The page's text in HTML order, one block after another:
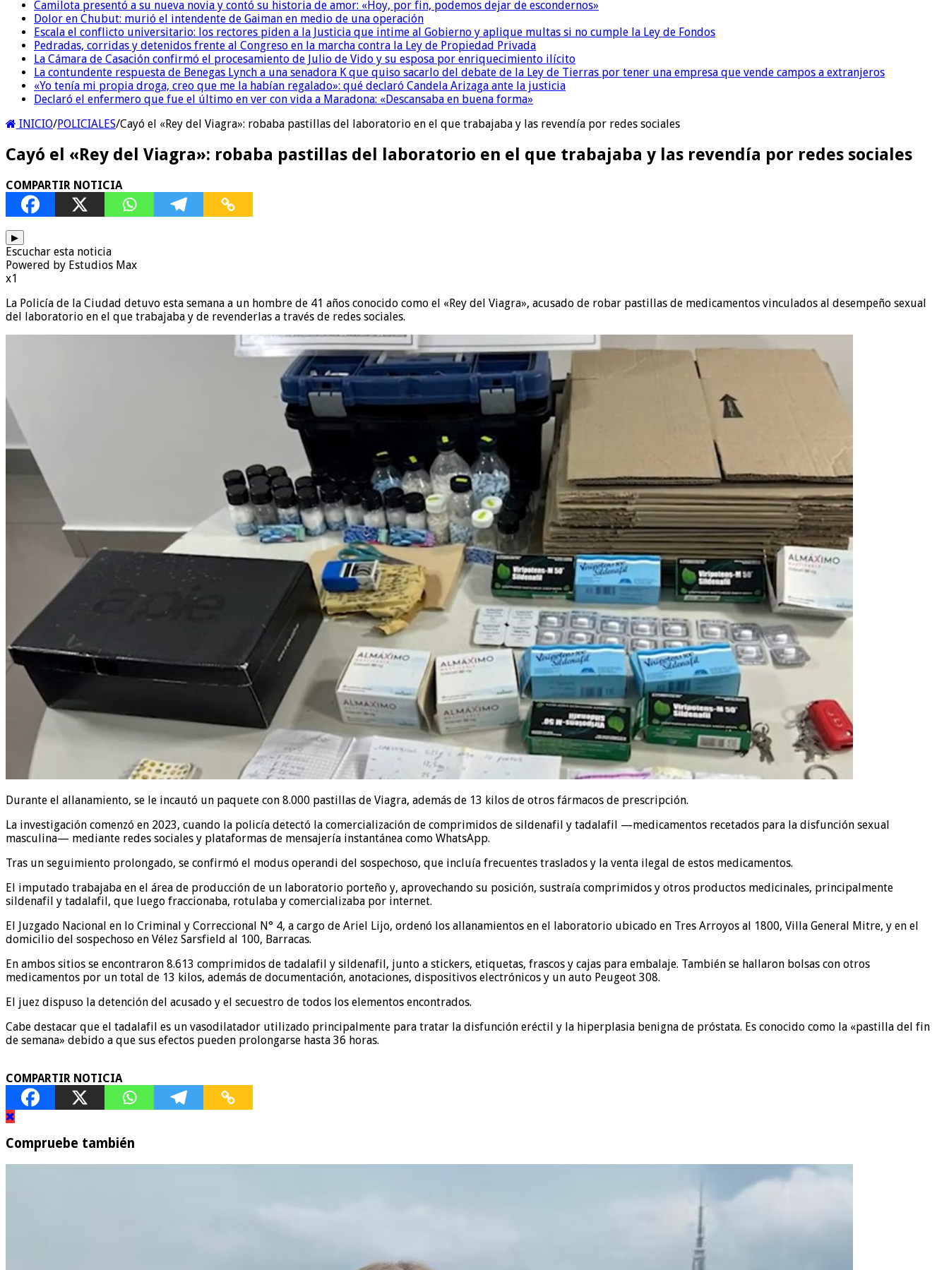
Camilota presentó a su nueva novia y contó su historia de amor: «Hoy, por fin, podemos dejar de escondernos»
Dolor en Chubut: murió el intendente de Gaiman en medio de una operación
Escala el conflicto universitario: los rectores piden a la Justicia que intime al Gobierno y aplique multas si no cumple la Ley de Fondos
Pedradas, corridas y detenidos frente al Congreso en la marcha contra la Ley de Propiedad Privada
La Cámara de Casación confirmó el procesamiento de Julio de Vido y su esposa por enriquecimiento ilícito
La contundente respuesta de Benegas Lynch a una senadora K que quiso sacarlo del debate de la Ley de Tierras por tener una empresa que vende campos a extranjeros
«Yo tenía mi propia droga, creo que me la habían regalado»: qué declaró Candela Arizaga ante la justicia
Declaró el enfermero que fue el último en ver con vida a Maradona: «Descansaba en buena forma»
INICIO/POLICIALES/Cayó el «Rey del Viagra»: robaba pastillas del laboratorio en el que trabajaba y las revendía por redes sociales
Cayó el «Rey del Viagra»: robaba pastillas del laboratorio en el que trabajaba y las revendía por redes sociales
COMPARTIR NOTICIA
▶
Escuchar esta noticia
Powered by Estudios Max
x1
La Policía de la Ciudad detuvo esta semana a un hombre de 41 años conocido como el «Rey del Viagra», acusado de robar pastillas de medicamentos vinculados al desempeño sexual
del laboratorio en el que trabajaba y de revenderlas a través de redes sociales.
Durante el allanamiento, se le incautó un paquete con 8.000 pastillas de Viagra, además de 13 kilos de otros fármacos de prescripción.
La investigación comenzó en 2023, cuando la policía detectó la comercialización de comprimidos de sildenafil y tadalafil —medicamentos recetados para la disfunción sexual
masculina— mediante redes sociales y plataformas de mensajería instantánea como WhatsApp.
Tras un seguimiento prolongado, se confirmó el modus operandi del sospechoso, que incluía frecuentes traslados y la venta ilegal de estos medicamentos.
El imputado trabajaba en el área de producción de un laboratorio porteño y, aprovechando su posición, sustraía comprimidos y otros productos medicinales, principalmente
sildenafil y tadalafil, que luego fraccionaba, rotulaba y comercializaba por internet.
El Juzgado Nacional en lo Criminal y Correccional N° 4, a cargo de Ariel Lijo, ordenó los allanamientos en el laboratorio ubicado en Tres Arroyos al 1800, Villa General Mitre, y en el
domicilio del sospechoso en Vélez Sarsfield al 100, Barracas.
En ambos sitios se encontraron 8.613 comprimidos de tadalafil y sildenafil, junto a stickers, etiquetas, frascos y cajas para embalaje. También se hallaron bolsas con otros
medicamentos por un total de 13 kilos, además de documentación, anotaciones, dispositivos electrónicos y un auto Peugeot 308.
El juez dispuso la detención del acusado y el secuestro de todos los elementos encontrados.
Cabe destacar que el tadalafil es un vasodilatador utilizado principalmente para tratar la disfunción eréctil y la hiperplasia benigna de próstata. Es conocido como la «pastilla del fin
de semana» debido a que sus efectos pueden prolongarse hasta 36 horas.
COMPARTIR NOTICIA
Compruebe también